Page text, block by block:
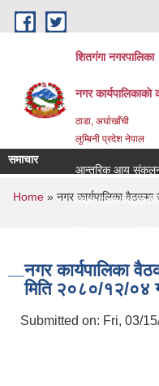
Skip to main content
शितगंगा नगरपालिका
नगर कार्यपालिकाकाे
ठाडा, अर्घाखाँची
लुम्बिनी प्रदेश नेपाल
समाचार
आन्तरिक आय संकलनको
रिक्त पदमा स्थायी
You are here
Home » नगर कार्यपालिका
नगर कार्यपालिका
मिति २०८०/१२/०४
Submitted on: Fri, 03/